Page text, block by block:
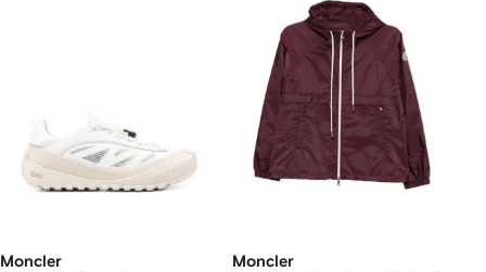
Moncler Moncler